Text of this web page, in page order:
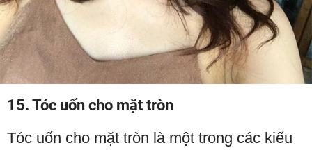
15. Tóc uốn cho mặt tròn
Tóc uốn cho mặt tròn là một trong các kiểu